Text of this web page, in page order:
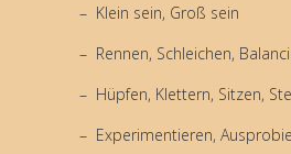
Klein sein, Groß sein
Rennen, Schleichen,
Hüpfen, Klettern, Sitzen,
Experimentieren,